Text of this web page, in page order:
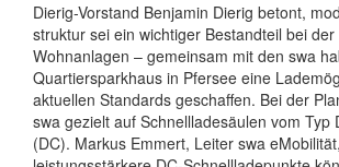
Dierig-Vorstand Benjamin Dierig betont,
struktur sei ein wichtiger Bestand­teil bei
Wohn­anlagen – gemeinsam mit den swa
Quartiers­parkhaus in Pfersee eine
aktuellen Standards geschaffen. Bei der
swa gezielt auf Schnell­lade­säulen vom Typ
(DC). Markus Emmert, Leiter swa